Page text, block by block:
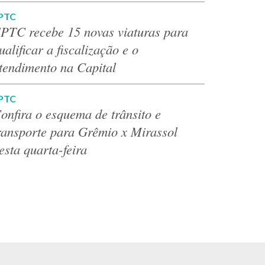
recebe 15 novas viaturas para
a fiscalização e o
na Capital
o esquema de trânsito e
para Grêmio x Mirassol
quarta-feira